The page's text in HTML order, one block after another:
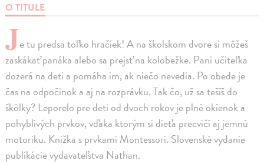
O TITULE
Je tu predsa toľko hračiek! A na školskom dvore si môžeš
zaskákať panáka alebo sa prejsť na kolobežke. Pani učiteľka
dozerá na deti a pomáha im, ak niečo nevedia. Po obede je
čas na odpočinok a aj na rozprávku. Tak čo, už sa tešíš do
škôlky? Leporelo pre deti od dvoch rokov je plné okienok a
pohyblivých prvkov, vďaka ktorým si dieťa precvičí aj jemnú
motoriku. Knižka s prvkami Montessori. Slovenské vydanie
publikácie vydavateľstva Nathan.